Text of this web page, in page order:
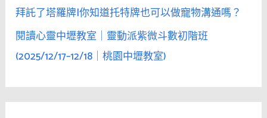
拜託了塔羅牌|你知道托特牌也可以做寵物溝通嗎？
閱讀心靈中壢教室｜靈動派紫微斗數初階班
(2025/12/17–12/18｜桃園中壢教室)